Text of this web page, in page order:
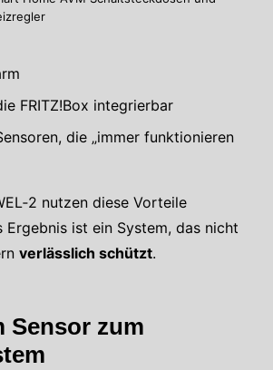
FRITZ!Box integrierbar
die „immer funktionieren
nutzen diese Vorteile
Ergebnis ist ein System, das nicht
verlässlich schützt.
Sensor zum